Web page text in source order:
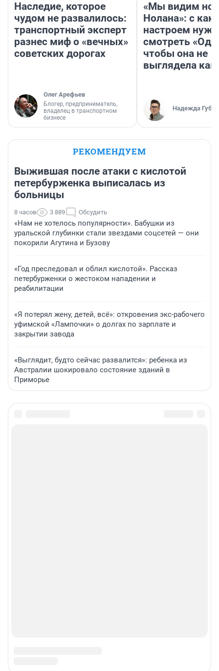
Наследие, которое
чудом не развалилось:
транспортный эксперт
разнес миф о «вечных»
советских дорогах
Олег Арефьев
Блогер, предприниматель,
владелец в транспортном
бизнесе
«Мы видим
Нолана»: с
настроем
смотреть
чтобы она не
выглядела как
Надежда
РЕКОМЕНДУЕМ
Выжившая после атаки с кислотой
петербурженка выписалась из
больницы
8 часов 3 889 Обсудить
«Нам не хотелось популярности». Бабушки из
уральской глубинки стали звездами соцсетей — они
покорили Агутина и Бузову
«Год преследовал и облил кислотой». Рассказ
петербурженки о жестоком нападении и
реабилитации
«Я потерял жену, детей, всё»: откровения экс-рабочего
уфимской «Лампочки» о долгах по зарплате и
закрытии завода
«Выглядит, будто сейчас развалится»: ребенка из
Австралии шокировало состояние зданий в
Приморье